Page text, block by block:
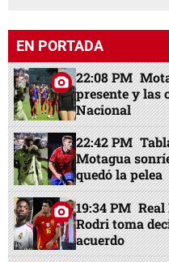
EN PORTADA
22:08 PM
presente y las
Nacional
22:42 PM
Motagua
quedó la pelea
19:34 PM
Rodri toma
acuerdo